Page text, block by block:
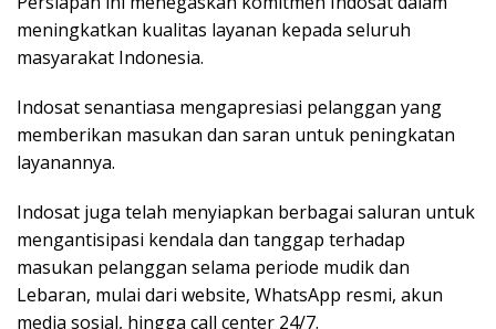
meningkatkan kualitas layanan kepada seluruh
masyarakat Indonesia.
Indosat senantiasa mengapresiasi pelanggan yang
memberikan masukan dan saran untuk peningkatan
layanannya.
Indosat juga telah menyiapkan berbagai saluran untuk
mengantisipasi kendala dan tanggap terhadap
masukan pelanggan selama periode mudik dan
Lebaran, mulai dari website, WhatsApp resmi, akun
media sosial, hingga call center 24/7.